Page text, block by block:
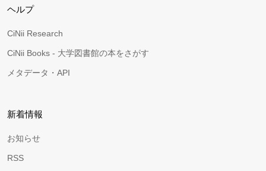
ヘルプ
CiNii Research
CiNii Books - 大学図書館の本をさがす
メタデータ・API
新着情報
お知らせ
RSS